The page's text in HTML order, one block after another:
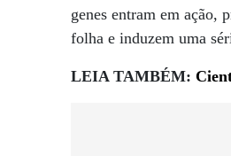
genes entram em ação,
folha e induzem uma
LEIA TAMBÉM: